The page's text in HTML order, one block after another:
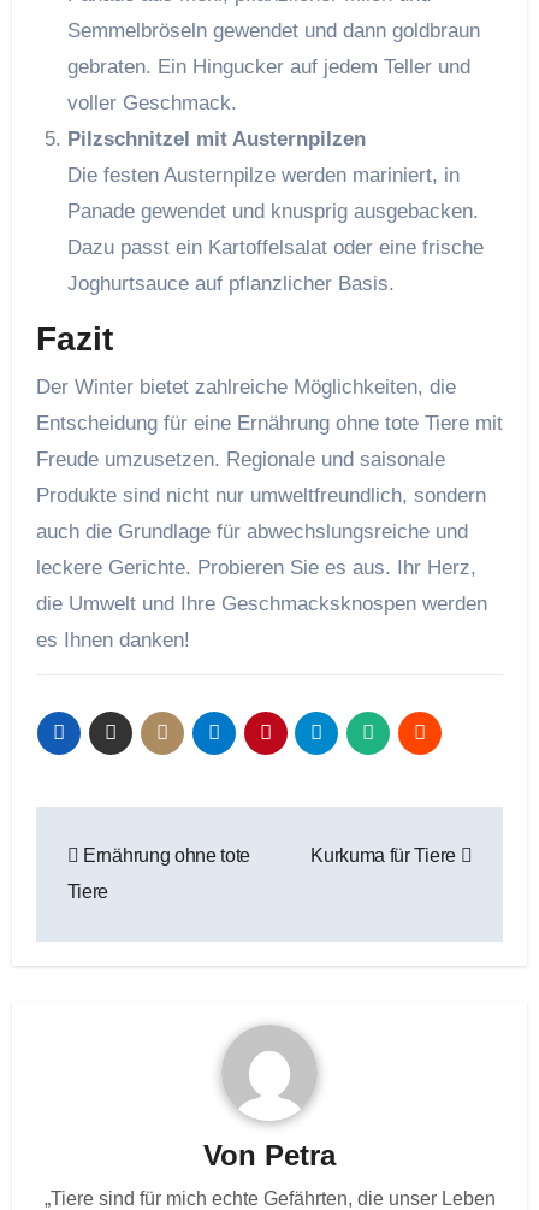
Semmelbröseln gewendet und dann goldbraun
gebraten. Ein Hingucker auf jedem Teller und
voller Geschmack.
Pilzschnitzel mit Austernpilzen
Die festen Austernpilze werden mariniert, in
Panade gewendet und knusprig ausgebacken.
Dazu passt ein Kartoffelsalat oder eine frische
Joghurtsauce auf pflanzlicher Basis.
Fazit
Der Winter bietet zahlreiche Möglichkeiten, die
Entscheidung für eine Ernährung ohne tote Tiere mit
Freude umzusetzen. Regionale und saisonale
Produkte sind nicht nur umweltfreundlich, sondern
auch die Grundlage für abwechslungsreiche und
leckere Gerichte. Probieren Sie es aus. Ihr Herz,
die Umwelt und Ihre Geschmacksknospen werden
es Ihnen danken!
Ernährung ohne tote
Tiere
Kurkuma für Tiere
Von Petra
„Tiere sind für mich echte Gefährten, die unser Leben